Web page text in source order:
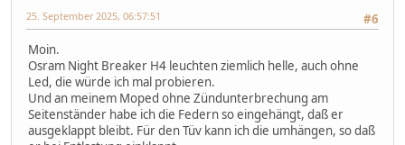
#6
25. September 2025, 06:57:51
Moin.
Osram Night Breaker H4 leuchten ziemlich helle, auch ohne
Led, die würde ich mal probieren.
Und an meinem Moped ohne Zündunterbrechung am
Seitenständer habe ich die Federn so eingehängt, daß er
ausgeklappt bleibt. Für den Tüv kann ich die umhängen, so daß